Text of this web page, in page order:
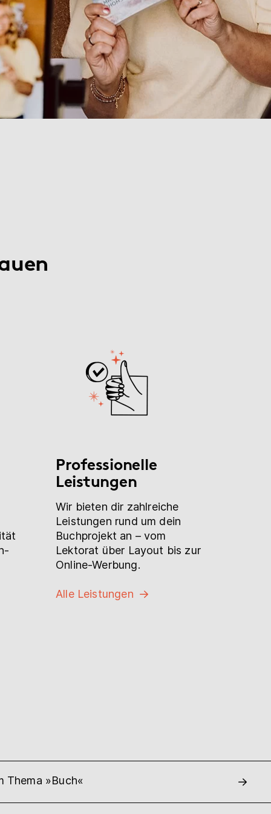
Professionelle
Leistungen
Wir bieten dir zahlreiche
Leistungen rund um dein
Buchprojekt an – vom
Lektorat über Layout bis zur
Online-Werbung.
Alle Leistungen
Thema »Buch«